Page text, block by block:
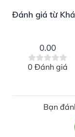
Đánh giá từ
0.00
0 Đánh giá
Bạn